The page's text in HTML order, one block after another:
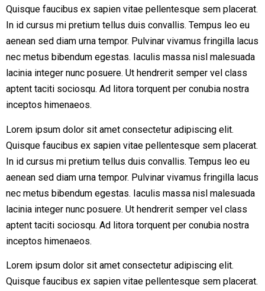
Quisque faucibus ex sapien vitae pellentesque sem placerat.
In id cursus mi pretium tellus duis convallis. Tempus leo eu
aenean sed diam urna tempor. Pulvinar vivamus fringilla lacus
nec metus bibendum egestas. Iaculis massa nisl malesuada
lacinia integer nunc posuere. Ut hendrerit semper vel class
aptent taciti sociosqu. Ad litora torquent per conubia nostra
inceptos himenaeos.
Lorem ipsum dolor sit amet consectetur adipiscing elit.
Quisque faucibus ex sapien vitae pellentesque sem placerat.
In id cursus mi pretium tellus duis convallis. Tempus leo eu
aenean sed diam urna tempor. Pulvinar vivamus fringilla lacus
nec metus bibendum egestas. Iaculis massa nisl malesuada
lacinia integer nunc posuere. Ut hendrerit semper vel class
aptent taciti sociosqu. Ad litora torquent per conubia nostra
inceptos himenaeos.
Lorem ipsum dolor sit amet consectetur adipiscing elit.
Quisque faucibus ex sapien vitae pellentesque sem placerat.